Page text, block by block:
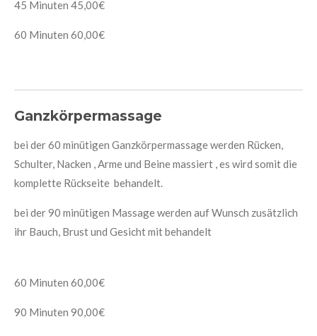
45 Minuten 45,00€
60 Minuten 60,00€
Ganzkörpermassage
bei der 60 minütigen Ganzkörpermassage werden Rücken,
Schulter, Nacken , Arme und Beine massiert , es wird somit die
komplette Rückseite behandelt.
bei der 90 minütigen Massage werden auf Wunsch zusätzlich
ihr Bauch, Brust und Gesicht mit behandelt
60 Minuten 60,00€
90 Minuten 90,00€